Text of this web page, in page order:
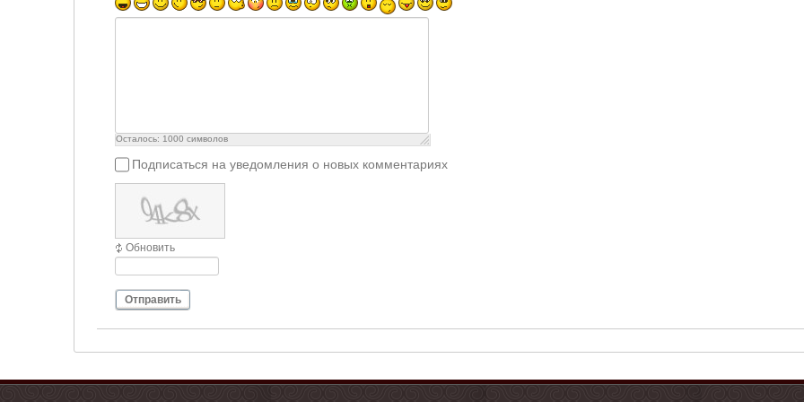
Осталось: 1000 символов
Подписаться на уведомления о новых комментариях
Обновить
Отправить